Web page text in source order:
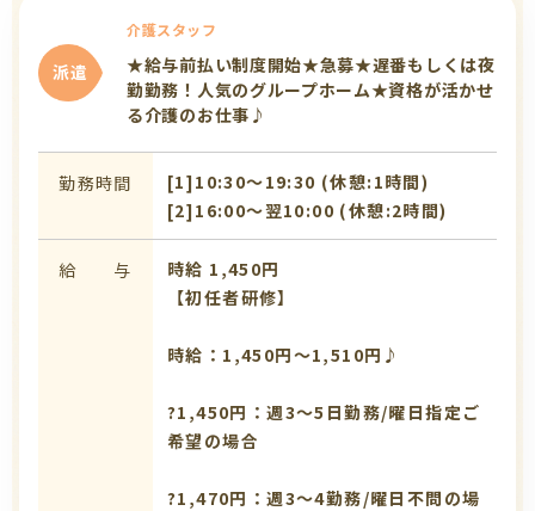
派遣
介護スタッフ
★給与前払い制度開始★急募★遅番もしくは夜
勤勤務！人気のグループホーム★資格が活かせ
る介護のお仕事♪
勤務時間
[1]10:30〜19:30 (休憩:1時間)
[2]16:00〜翌10:00 (休憩:2時間)
給 与
時給 1,450円
【初任者研修】
時給：1,450円～1,510円♪
?1,450円：週3～5日勤務/曜日指定ご
希望の場合
?1,470円：週3～4勤務/曜日不問の場